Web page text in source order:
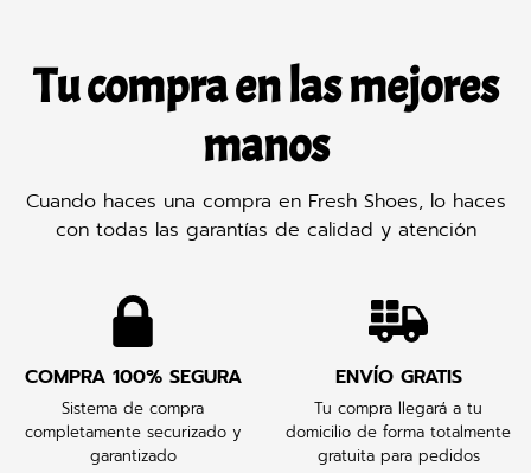
Tu compra en las mejores
manos
Cuando haces una compra en Fresh Shoes, lo haces
con todas las garantías de calidad y atención
COMPRA 100% SEGURA
Sistema de compra
completamente securizado y
garantizado
ENVÍO GRATIS
Tu compra llegará a tu
domicilio de forma totalmente
gratuita para pedidos